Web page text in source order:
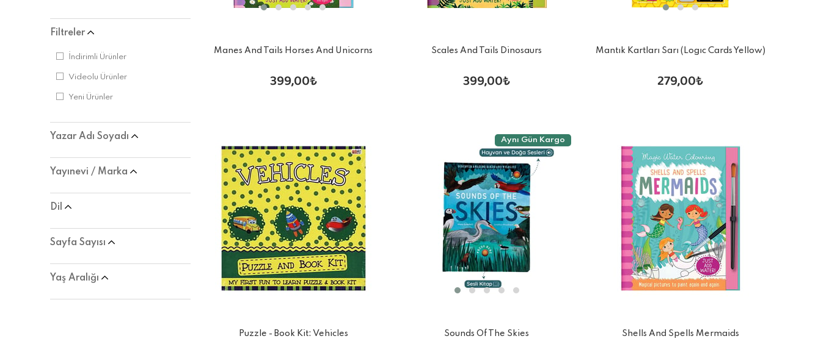
İnteraktif/Aktiviteli Kitaplar
İnteraktif/Aktiviteli Kitaplar
Hikâye Kitapları
Öğreniyorum
750TL - 1000TL(8)
100-500 Parçalı Puzzle
50-100 Parçalı Puzzle(2)
Filtreler
İndirimli Ürünler
Videolu Ürünler
Yeni Ürünler
Yazar Adı Soyadı
Yayınevi / Marka
Dil
Sayfa Sayısı
Yaş Aralığı
Manes And Tails Horses And Unicorns
399,00₺
Scales And Tails Dinosaurs
399,00₺
Mantık Kartları Sarı (Logıc Cards Yellow)
279,00₺
Puzzle - Book Kit: Vehicles
Aynı Gün Kargo
Sounds Of The Skies Shells And Spells Mermaids